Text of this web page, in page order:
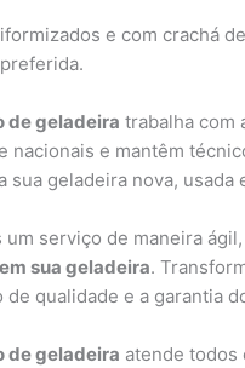
e com crachá
de geladeira trabalha com
nacionais e mantêm
sua geladeira nova, usada
um serviço de maneira
sua geladeira.
de qualidade e a garantia
de geladeira atende todos